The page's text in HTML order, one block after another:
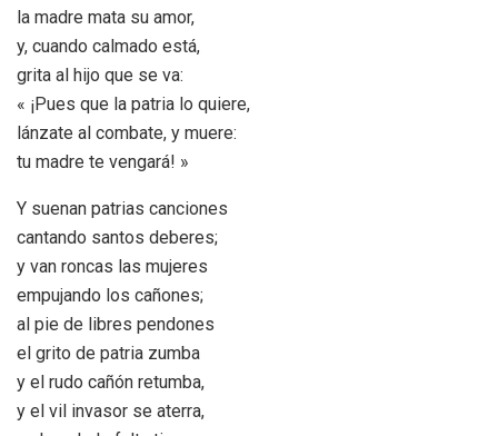
la madre mata su amor,
y, cuando calmado está,
grita al hijo que se va:
« ¡Pues que la patria lo quiere,
lánzate al combate, y muere:
tu madre te vengará! »
Y suenan patrias canciones
cantando santos deberes;
y van roncas las mujeres
empujando los cañones;
al pie de libres pendones
el grito de patria zumba
y el rudo cañón retumba,
y el vil invasor se aterra,